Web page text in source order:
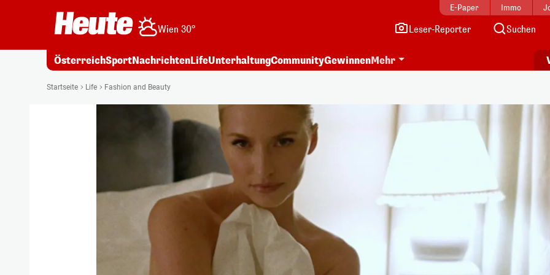
E-Paper Immo
Wien 30° Leser-Reporter Suchen
ÖsterreichSportNachrichtenLifeUnterhaltungCommunityGewinnenMehr
Startseite Life Fashion and Beauty